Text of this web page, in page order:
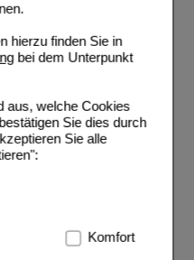
hierzu finden Sie in
bei dem Unterpunkt
aus, welche Cookies
Sie dies durch
Sie alle
handelt es sich um
Komfort